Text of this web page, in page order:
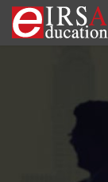
Skip to Content